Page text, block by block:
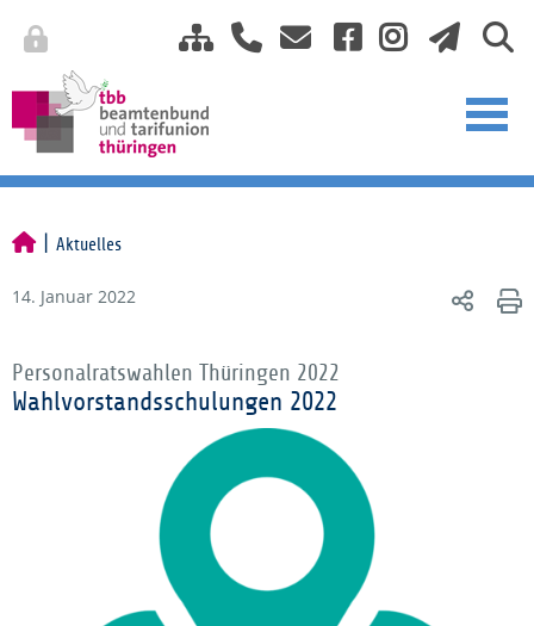
Aktuelles
14. Januar 2022
Personalratswahlen Thüringen 2022
Wahlvorstandsschulungen 2022